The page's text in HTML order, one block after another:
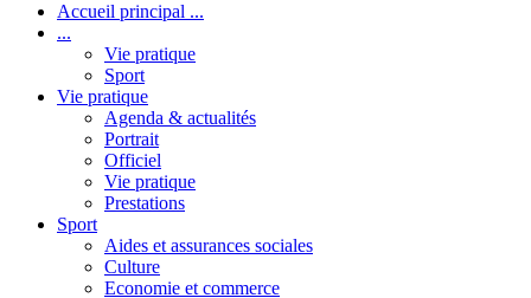
Accueil principal ...
...
Vie pratique
Sport
Vie pratique
Agenda & actualités
Portrait
Officiel
Vie pratique
Prestations
Sport
Aides et assurances sociales
Culture
Economie et commerce